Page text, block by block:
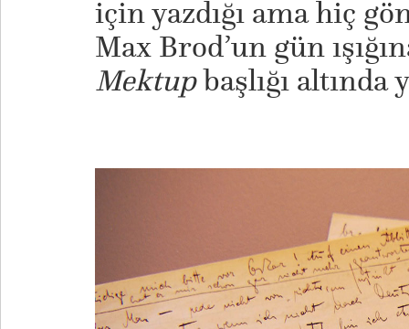
için yazdığı ama hiç
Max Brod’un gün
Mektupbaşlığı altında